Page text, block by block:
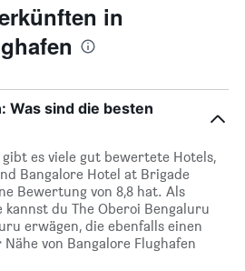
in
Was sind die besten
es viele gut bewertete Hotels,
Bangalore Hotel at Brigade
Bewertung von 8,8 hat. Als
du The Oberoi Bengaluru
erwägen, die ebenfalls einen
von Bangalore Flughafen